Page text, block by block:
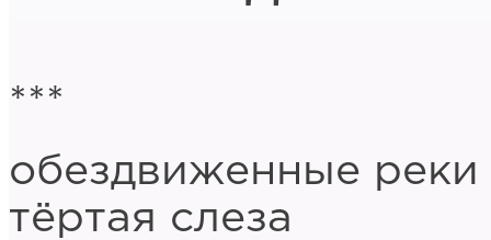
***
обездвиженные реки
тёртая слеза